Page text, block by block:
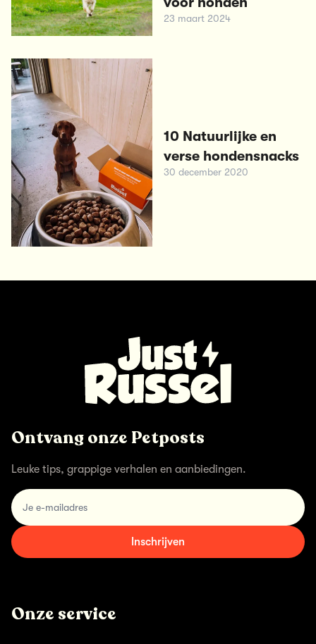
23 maart 2024
10 Natuurlijke en
verse hondensnacks
30 december 2020
Ontvang onze Petposts
Leuke tips, grappige verhalen en aanbiedingen.
email
Inschrijven
Onze service